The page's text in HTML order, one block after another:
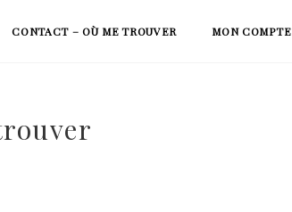
CONTACT – OÙ ME TROUVER MON COMPTE